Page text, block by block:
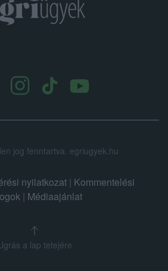
jog fenntartva. egriugyek.hu
nyilatkozat | Kommentelési
| Médiaajánlat
a lap tetejére